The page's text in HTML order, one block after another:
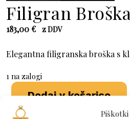
Piškotki
Filigran
183,00€ z DDV
Elegantna filigranska broška s
1 na zalogi
Filigran
Broška
količina
Dodaj v košarico